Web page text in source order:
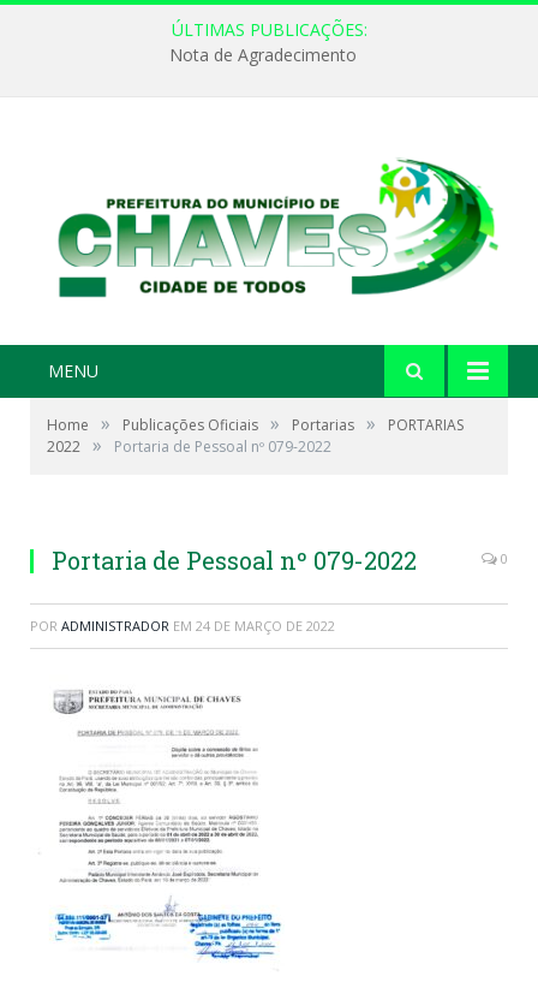
ÚLTIMAS PUBLICAÇÕES:
Nota de Agradecimento
MENU
Home » Publicações Oficiais » Portarias »
PORTARIAS
2022 » Portaria de Pessoal nº 079-2022
Portaria de Pessoal nº 079-2022 0
POR ADMINISTRADOR EM 24 DE MARÇO DE 2022